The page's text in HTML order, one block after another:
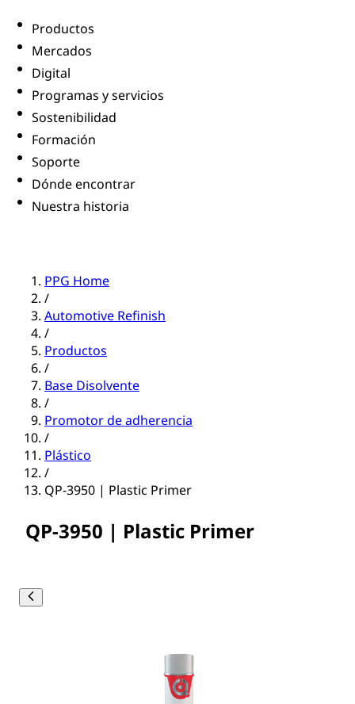
Productos
Mercados
Digital
Programas y servicios
Sostenibilidad
Formación
Soporte
Dónde encontrar
Nuestra historia
PPG Home
/
Automotive Refinish
/
Productos
/
Base Disolvente
/
Promotor de adherencia
/
Plástico
/
QP-3950 | Plastic Primer
QP-3950 | Plastic Primer